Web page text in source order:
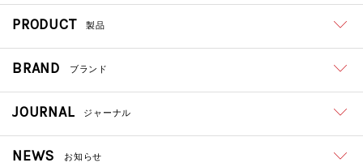
PRODUCT 製品
BRAND ブランド
JOURNAL ジャーナル
NEWS お知らせ